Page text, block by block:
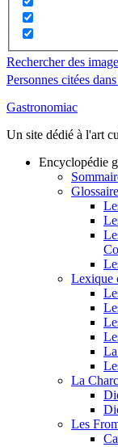
Rechercher des
Personnes citées
Gastronomiac
Un site dédié à l'art
Encyclopédie
Lexique
La
Les